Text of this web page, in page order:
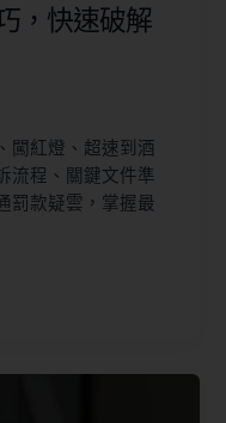
，快速破解
闖紅燈、超速到酒
流程、關鍵文件準
罰款疑雲，掌握最